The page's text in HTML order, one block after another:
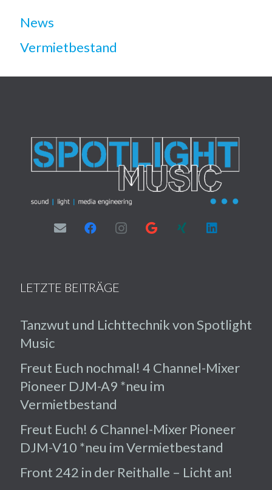
News
Vermietbestand
LETZTE BEITRÄGE
Tanzwut und Lichttechnik von Spotlight
Music
Freut Euch nochmal! 4 Channel-Mixer
Pioneer DJM-A9 *neu im
Vermietbestand
Freut Euch! 6 Channel-Mixer Pioneer
DJM-V10 *neu im Vermietbestand
Front 242 in der Reithalle – Licht an!